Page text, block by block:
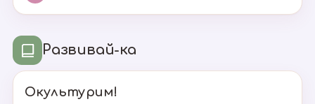
Развивай-ка
Окультурим!